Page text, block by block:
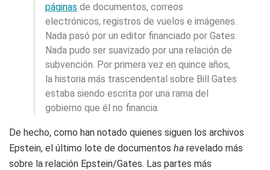
páginas de documentos, correos
electrónicos, registros de vuelos e imágenes.
Nada pasó por un editor financiado por Gates.
Nada pudo ser suavizado por una relación de
subvención. Por primera vez en quince años,
la historia más trascendental sobre Bill Gates
estaba siendo escrita por una rama del
gobierno que él no financia.
De hecho, como han notado quienes siguen los archivos
Epstein, el último lote de documentos ha revelado más
sobre la relación Epstein/Gates. Las partes más